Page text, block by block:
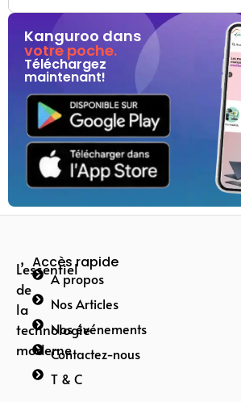
Kanguroo dans
votre poche.
Téléchargez
maintenant!
L’essentiel
de
la
technologie
moderne
Accès rapide
A propos
Nos Articles
Nos événements
Contactez-nous
T & C